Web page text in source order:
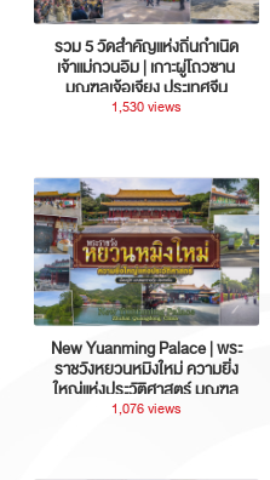
รวม 5 วัดสำคัญแห่งถิ่นกำเนิด
เจ้าแม่กวนอิม | เกาะผู่โถวซาน
มณฑลเจ้อเจียง ประเทศจีน
1,530 views
New Yuanming Palace | พระ
ราชวังหยวนหมิงใหม่ ความยิ่ง
ใหญ่แห่งประวัติศาสตร์ มณฑล
กวางตุ้ง ประเทศจีน
1,076 views